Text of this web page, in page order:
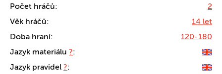
Počet hráčů:
2
Věk hráčů:
14 let
Doba hraní:
120-180
Jazyk materiálu ?:
Jazyk pravidel ?: